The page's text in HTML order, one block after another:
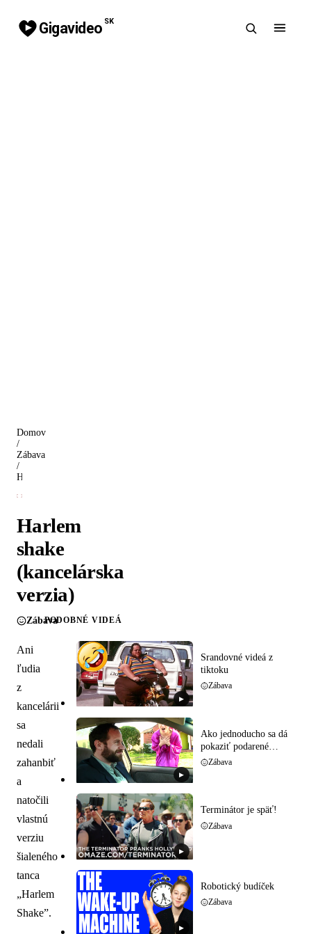
Gigavideo SK
Domov
/
Zábava
/
Harlem
shake
(kancelárska
verzia)
Zábava
Ani
ľudia
z
kancelárii
sa
nedali
zahanbiť
a
natočili
vlastnú
verziu
šialeného
tanca
„Harlem
Shake”.
PODOBNÉ VIDEÁ
▶
Srandovné videá z
tiktoku
Zábava
▶
Ako jednoducho sa dá
pokaziť podarené
rande
Zábava
▶
Terminátor je späť!
Zábava
▶
Robotický budíček
Zábava